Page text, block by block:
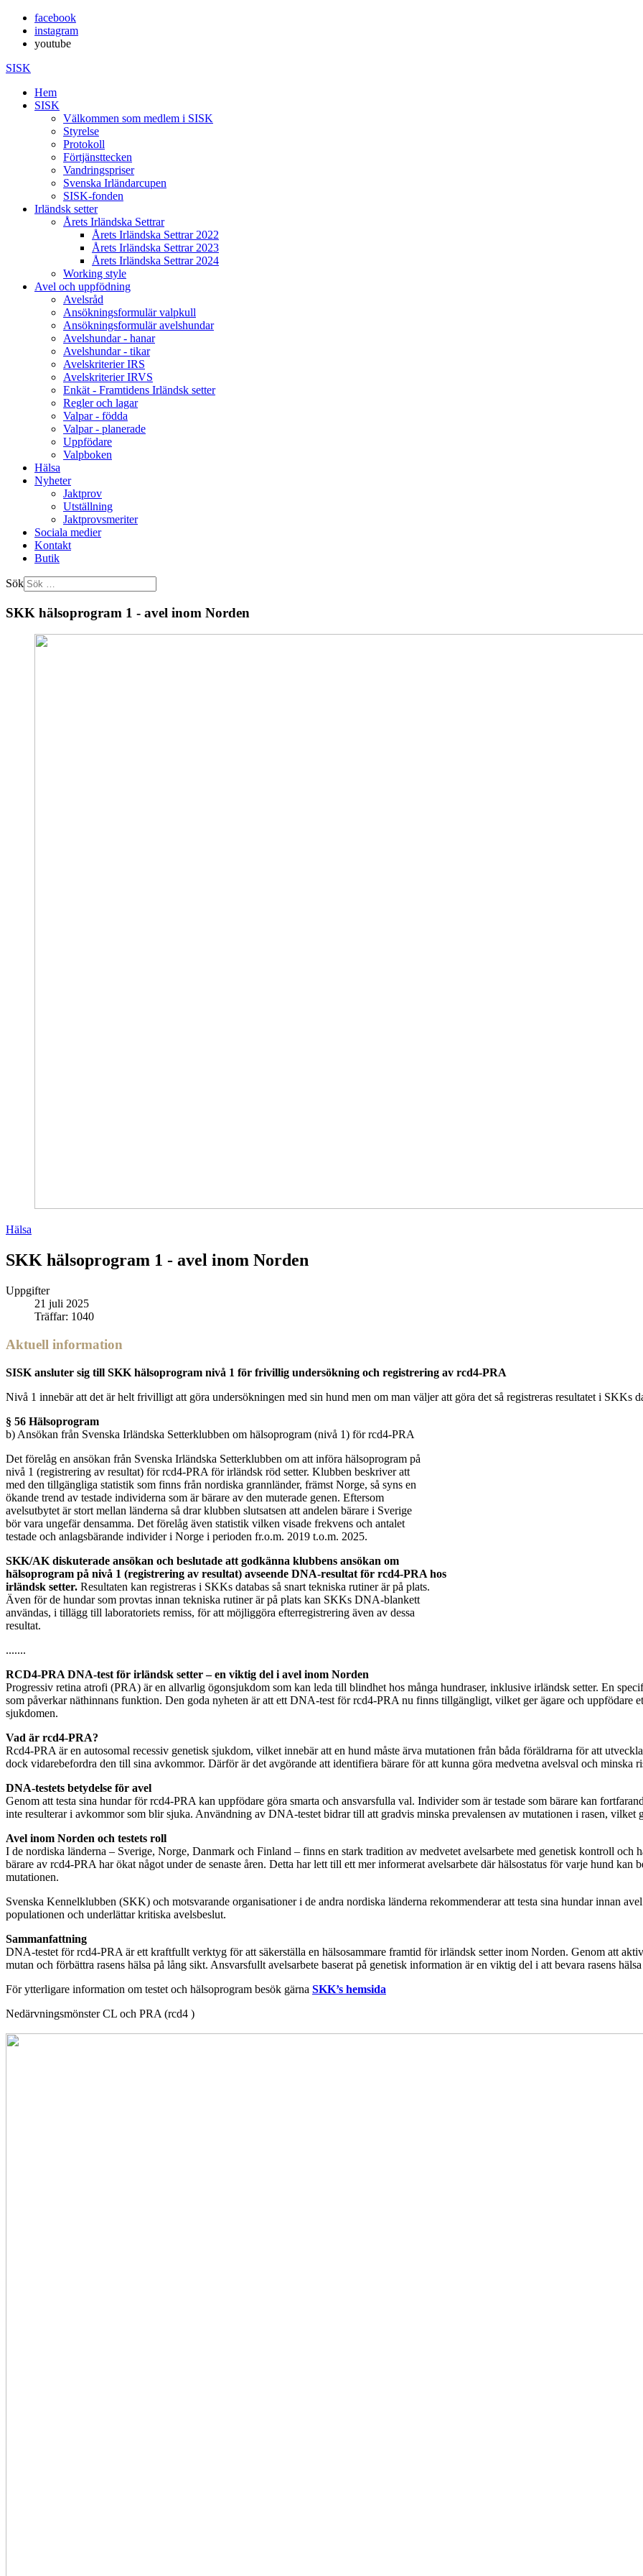
facebook
instagram
youtube
SISK
Hem
SISK
Välkommen som medlem i SISK
Styrelse
Protokoll
Förtjänsttecken
Vandringspriser
Svenska Irländarcupen
SISK-fonden
Irländsk setter
Årets Irländska Settrar
Årets Irländska Settrar 2022
Årets Irländska Settrar 2023
Årets Irländska Settrar 2024
Working style
Avel och uppfödning
Avelsråd
Ansökningsformulär valpkull
Ansökningsformulär avelshundar
Avelshundar - hanar
Avelshundar - tikar
Avelskriterier IRS
Avelskriterier IRVS
Enkät - Framtidens Irländsk setter
Regler och lagar
Valpar - födda
Valpar - planerade
Uppfödare
Valpboken
Hälsa
Nyheter
Jaktprov
Utställning
Jaktprovsmeriter
Sociala medier
Kontakt
Butik
Sök
SKK hälsoprogram 1 - avel inom Norden
Hälsa
SKK hälsoprogram 1 - avel inom Norden
Uppgifter
21 juli 2025
Träffar: 1040
Aktuell information
SISK ansluter sig till SKK hälsoprogram nivå 1 för frivillig undersökning och registrering av rcd4-PRA
Nivå 1 innebär att det är helt frivilligt att göra undersökningen med sin hund men om man väljer att göra det så registreras resultatet i SKKs
§ 56 Hälsoprogram
b) Ansökan från Svenska Irländska Setterklubben om hälsoprogram (nivå 1) för rcd4-PRA
Det förelåg en ansökan från Svenska Irländska Setterklubben om att införa hälsoprogram på
nivå 1 (registrering av resultat) för rcd4-PRA för irländsk röd setter. Klubben beskriver att
med den tillgängliga statistik som finns från nordiska grannländer, främst Norge, så syns en
ökande trend av testade individerna som är bärare av den muterade genen. Eftersom
avelsutbytet är stort mellan länderna så drar klubben slutsatsen att andelen bärare i Sverige
bör vara ungefär densamma. Det förelåg även statistik vilken visade frekvens och antalet
testade och anlagsbärande individer i Norge i perioden fr.o.m. 2019 t.o.m. 2025.
SKK/AK diskuterade ansökan och beslutade att godkänna klubbens ansökan om
hälsoprogram på nivå 1 (registrering av resultat) avseende DNA-resultat för rcd4-PRA hos
irländsk setter. Resultaten kan registreras i SKKs databas så snart tekniska rutiner är på plats.
Även för de hundar som provtas innan tekniska rutiner är på plats kan SKKs DNA-blankett
användas, i tillägg till laboratoriets remiss, för att möjliggöra efterregistrering även av dessa
resultat.
.......
RCD4-PRA DNA-test för irländsk setter – en viktig del i avel inom Norden
Progressiv retina atrofi (PRA) är en allvarlig ögonsjukdom som kan leda till blindhet hos många hundraser, inklusive irländsk setter. En
som påverkar näthinnans funktion. Den goda nyheten är att ett DNA-test för rcd4-PRA nu finns tillgängligt, vilket ger ägare och uppfödare
sjukdomen.
Vad är rcd4-PRA?
Rcd4-PRA är en autosomal recessiv genetisk sjukdom, vilket innebär att en hund måste ärva mutationen från båda föräldrarna för att
dock vidarebefordra den till sina avkommor. Därför är det avgörande att identifiera bärare för att kunna göra medvetna avelsval och minska
DNA-testets betydelse för avel
Genom att testa sina hundar för rcd4-PRA kan uppfödare göra smarta och ansvarsfulla val. Individer som är testade som bärare kan
inte resulterar i avkommor som blir sjuka. Användning av DNA-testet bidrar till att gradvis minska prevalensen av mutationen i rasen, vilket
Avel inom Norden och testets roll
I de nordiska länderna – Sverige, Norge, Danmark och Finland – finns en stark tradition av medvetet avelsarbete med genetisk kontroll och
bärare av rcd4-PRA har ökat något under de senaste åren. Detta har lett till ett mer informerat avelsarbete där hälsostatus för varje hund
mutationen.
Svenska Kennelklubben (SKK) och motsvarande organisationer i de andra nordiska länderna rekommenderar att testa sina hundar innan
populationen och underlättar kritiska avelsbeslut.
Sammanfattning
DNA-testet för rcd4-PRA är ett kraftfullt verktyg för att säkerställa en hälsosammare framtid för irländsk setter inom Norden. Genom att
mutan och förbättra rasens hälsa på lång sikt. Ansvarsfullt avelsarbete baserat på genetisk information är en viktig del i att bevara rasens
För ytterligare information om testet och hälsoprogram besök gärna SKK’s hemsida
Nedärvningsmönster CL och PRA (rcd4 )